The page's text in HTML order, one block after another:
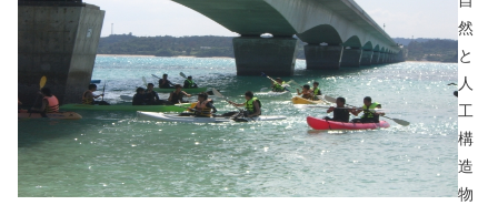
然
と
人
工
構
造
物